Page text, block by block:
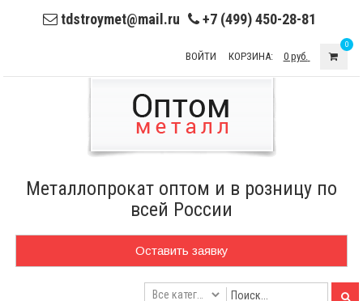
tdstroymet@mail.ru +7 (499) 450-28-81
ВОЙТИ КОРЗИНА: 0 руб.
0
Металлопрокат оптом и в розницу по
всей России
Оставить заявку